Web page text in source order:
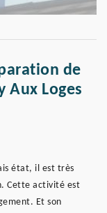
de
Aux Loges
état, il est très
Cette activité est
Et son